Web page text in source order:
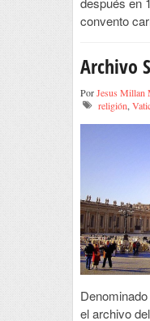
convento
Archivo
PorJesus Millan
religión,
el archivo